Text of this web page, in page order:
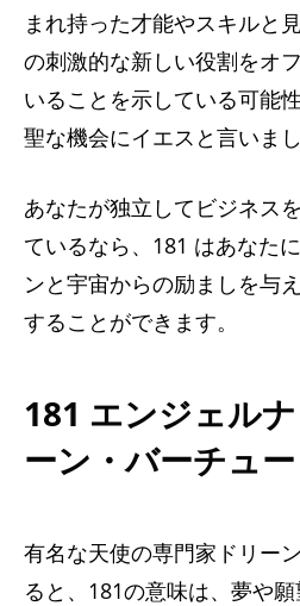
まれ持った才能やスキルと
の刺激的な新しい役割をオ
いることを示している可能
聖な機会にイエスと言いま
あなたが独立してビジネス
ているなら、181 はあなた
ンと宇宙からの励ましを与
することができます。
181 エンジェル
ーン・バーチュー
有名な天使の専門家ドリー
ると、181の意味は、夢や